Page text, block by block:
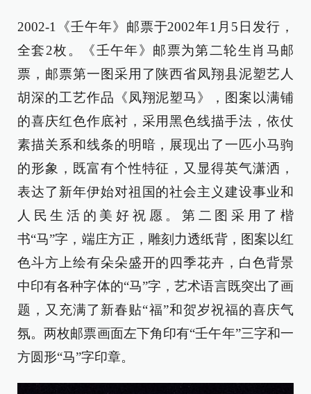
2002-1《壬午年》邮票于2002年1月5日发行，
全套2枚。《壬午年》邮票为第二轮生肖马邮
票，邮票第一图采用了陕西省凤翔县泥塑艺人
胡深的工艺作品《凤翔泥塑马》，图案以满铺
的喜庆红色作底衬，采用黑色线描手法，依仗
素描关系和线条的明暗，展现出了一匹小马驹
的形象，既富有个性特征，又显得英气潇洒，
表达了新年伊始对祖国的社会主义建设事业和
人民生活的美好祝愿。第二图采用了楷
书“马”字，端庄方正，雕刻力透纸背，图案以红
色斗方上绘有朵朵盛开的四季花卉，白色背景
中印有各种字体的“马”字，艺术语言既突出了画
题，又充满了新春贴“福”和贺岁祝福的喜庆气
氛。两枚邮票画面左下角印有“壬午年”三字和一
方圆形“马”字印章。